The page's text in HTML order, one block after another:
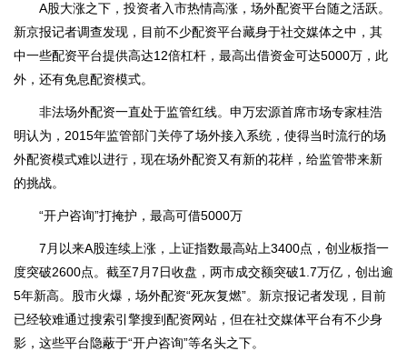
A股大涨之下，投资者入市热情高涨，场外配资平台随之活跃。
新京报记者调查发现，目前不少配资平台藏身于社交媒体之中，其
中一些配资平台提供高达12倍杠杆，最高出借资金可达5000万，此
外，还有免息配资模式。
非法场外配资一直处于监管红线。申万宏源首席市场专家桂浩
明认为，2015年监管部门关停了场外接入系统，使得当时流行的场
外配资模式难以进行，现在场外配资又有新的花样，给监管带来新
的挑战。
“开户咨询”打掩护，最高可借5000万
7月以来A股连续上涨，上证指数最高站上3400点，创业板指一
度突破2600点。截至7月7日收盘，两市成交额突破1.7万亿，创出逾
5年新高。股市火爆，场外配资“死灰复燃”。新京报记者发现，目前
已经较难通过搜索引擎搜到配资网站，但在社交媒体平台有不少身
影，这些平台隐蔽于“开户咨询”等名头之下。